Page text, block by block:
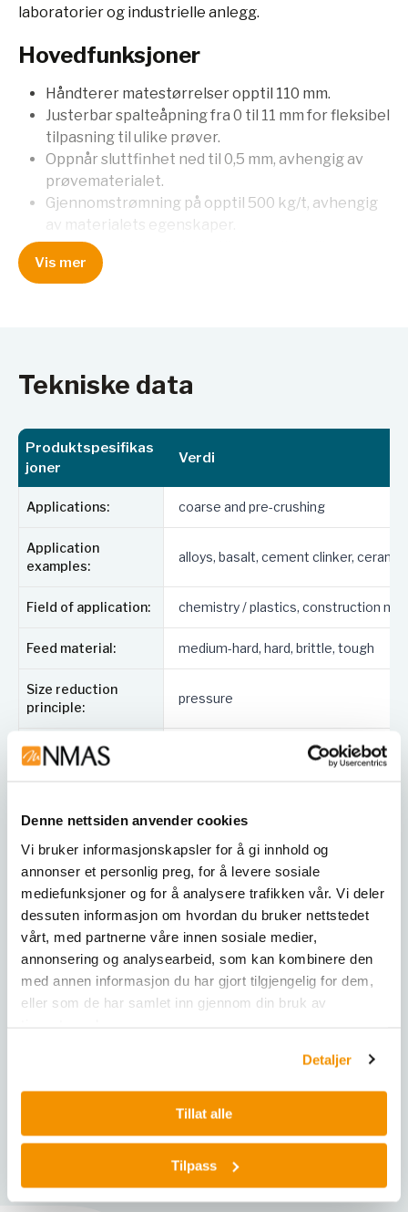
Denne nettsiden anvender cookies
Vi bruker informasjonskapsler for å gi innhold og
annonser et personlig preg, for å levere sosiale
mediefunksjoner og for å analysere trafikken vår. Vi deler
dessuten informasjon om hvordan du bruker nettstedet
vårt, med partnerne våre innen sosiale medier,
annonsering og analysearbeid, som kan kombinere den
med annen informasjon du har gjort tilgjengelig for dem,
eller som de har samlet inn gjennom din bruk av
Detaljer
Tillat alle
Tilpass
laboratorier og industrielle anlegg.
Hovedfunksjoner
Håndterer matestørrelser opptil 110 mm.
Justerbar spalteåpning fra 0 til 11 mm for fleksibel
tilpasning til ulike prøver.
Oppnår sluttfinhet ned til 0,5 mm, avhengig av
prøvematerialet.
Gjennomstrømning på opptil 500 kg/t, avhengig
av materialets egenskaper.
Utskiftbare knuseplater tilgjengelig i ulike
materialer for å unngå kontaminasjon.
arbeidsmiljø.
Forlenget levetid ved 180° rotasjon av kjevene.
Bruksområder
BB 500 er egnet for en rekke bruksområder,
Byggematerialer
Miljø og gjenvinning
Geologi og metallurgi
Tekniske spesifikasjoner
Matestørrelse: < 110 mm
Justerbar spalteåpning: 0 - 11 mm
Gjennomstrømning: opptil 500 kg/t
Kjeftvidde: 110 mm
Oppsamlingsbeholder: 15 liter
Drivkraft: 3 kW
Dimensjoner (B x H x D): 900 x 1200 x 750 mm
Vekt: ~500 kg
Vis mer
Tekniske data
Produktspesifikas
joner
Verdi
Applications: coarse and pre-crushing
Application
examples:
alloys, basalt, cement clinker,
Field of application: chemistry / plastics, construction
Feed material: medium-hard, hard, brittle, tough
Size reduction
principle:
pressure
Max. feed size:
Throughput: 500 kg/h
Material of grinding
tools:
manganese steel, NiHard 4
Jaw width: 250 x 130 mm
Gap width setting:
Gap width display: scale
Dust extraction